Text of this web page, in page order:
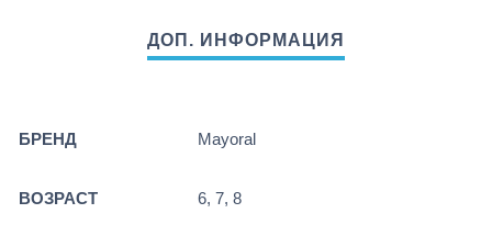
БРЕНД Mayoral
ВОЗРАСТ 6, 7, 8